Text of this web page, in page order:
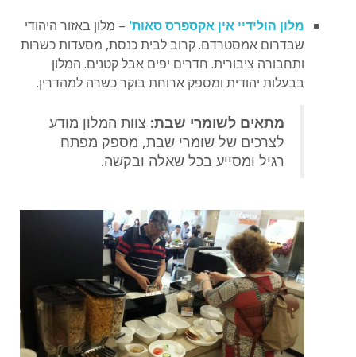
מלון הולידיי אין אקספרס סאות' – מלון באזור היהודי
שבדרום אמסטרדם. קרוב לבית כנסת, מסעדות כשרות
ותחבורה ציבורית. חדרים יפים אבל קטנים. המלון
בבעלות יהודית ומספק ארוחת בוקר כשרה למהדרין.
מתאים לשומרי שבת: צוות המלון מודע
לצרכים של שומרי שבת, מספק מפתח
רגיל ומסייע בכל שאלה ובקשה.